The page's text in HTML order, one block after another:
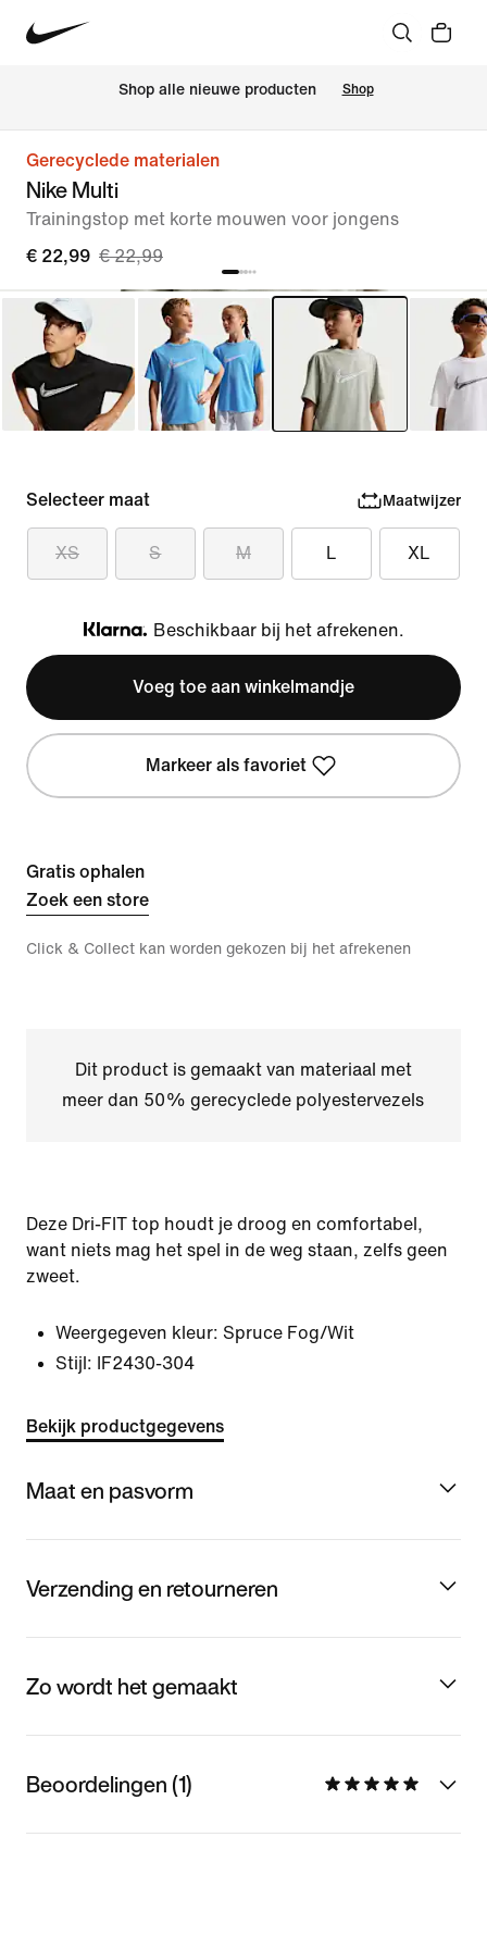
Shop alle nieuwe producten Shop
Gerecyclede materialen
Nike Multi
Trainingstop met korte mouwen voor jongens
€ 22,99 € 22,99
Selecteer maat Maatwijzer
XS S M L XL
Klarna
Beschikbaar bij het afrekenen.
Voeg toe aan winkelmandje
Markeer als favoriet
Gratis ophalen
Zoek een store
Click & Collect kan worden gekozen bij het afrekenen
Dit product is gemaakt van materiaal met
meer dan 50% gerecyclede polyestervezels
Deze Dri-FIT top houdt je droog en comfortabel,
want niets mag het spel in de weg staan, zelfs geen
zweet.
Weergegeven kleur: Spruce Fog/Wit
Stijl:
IF2430-304
Bekijk productgegevens
Maat en pasvorm
Verzending en retourneren
Zo wordt het gemaakt
Beoordelingen (1)